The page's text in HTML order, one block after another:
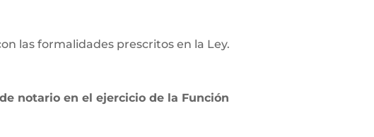
las formalidades prescritos en la Ley.
notario en el ejercicio de la Función